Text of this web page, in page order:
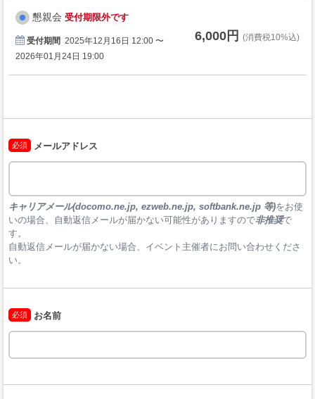
懇親会 受付期限外です
受付期間 2025年12月16日 12:00 〜
2026年01月24日 19:00
6,000円 (消費税10%込)
必須 メールアドレス
キャリアメール(docomo.ne.jp, ezweb.ne.jp, softbank.ne.jp 等)をお使
いの場合、自動返信メールが届かない可能性がありますので非推奨で
す。
自動返信メールが届かない場合、イベント主催者にお問い合わせくださ
い。
必須 お名前